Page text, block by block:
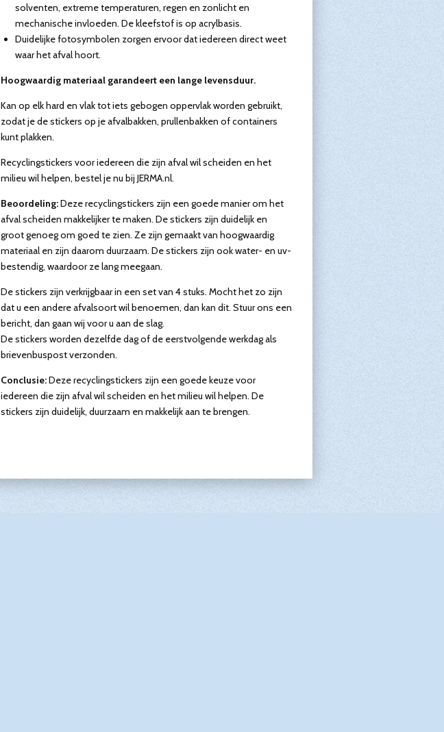
solventen, extreme temperaturen, regen en zonlicht en
mechanische invloeden. De kleefstof is op acrylbasis.
Duidelijke fotosymbolen zorgen ervoor dat iedereen direct weet
waar het afval hoort.
Hoogwaardig materiaal garandeert een lange levensduur.
Kan op elk hard en vlak tot iets gebogen oppervlak worden gebruikt,
zodat je de stickers op je afvalbakken, prullenbakken of containers
kunt plakken.
Recyclingstickers voor iedereen die zijn afval wil scheiden en het
milieu wil helpen, bestel je nu bij JERMA.nl.
Beoordeling:Deze recyclingstickers zijn een goede manier om het
afval scheiden makkelijker te maken. De stickers zijn duidelijk en
groot genoeg om goed te zien. Ze zijn gemaakt van hoogwaardig
materiaal en zijn daarom duurzaam. De stickers zijn ook water- en uv-
bestendig, waardoor ze lang meegaan.
De stickers zijn verkrijgbaar in een set van 4 stuks. Mocht het zo zijn
dat u een andere afvalsoort wil benoemen, dan kan dit. Stuur ons een
bericht, dan gaan wij voor u aan de slag.
De stickers worden dezelfde dag of de eerstvolgende werkdag als
brievenbuspost verzonden.
Conclusie:Deze recyclingstickers zijn een goede keuze voor
iedereen die zijn afval wil scheiden en het milieu wil helpen. De
stickers zijn duidelijk, duurzaam en makkelijk aan te brengen.